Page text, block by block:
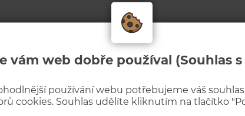
vám web dobře používal (Souhlas
používání webu potřebujeme váš
cookies. Souhlas udělíte kliknutím na tlačítko